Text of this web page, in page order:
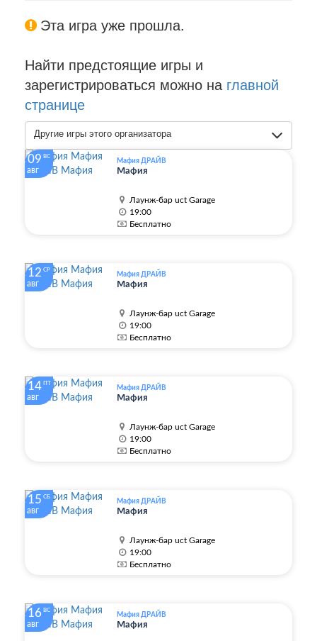
Эта игра уже прошла.
Найти предстоящие игры и
зарегистрироваться можно на главной
странице
Другие игры этого организатора
09 ВС
авг
Мафия ДРАЙВ
Мафия
Лаунж-бар uct Garage
19:00
Бесплатно
12 СР
авг
Мафия ДРАЙВ
Мафия
Лаунж-бар uct Garage
19:00
Бесплатно
14 ПТ
авг
Мафия ДРАЙВ
Мафия
Лаунж-бар uct Garage
19:00
Бесплатно
15 СБ
авг
Мафия ДРАЙВ
Мафия
Лаунж-бар uct Garage
19:00
Бесплатно
16 ВС
авг
Мафия ДРАЙВ
Мафия